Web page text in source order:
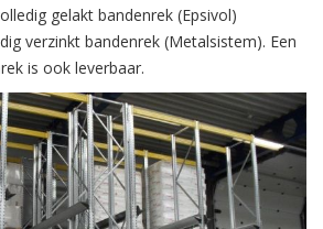
gelakt bandenrek (Epsivol)
verzinkt bandenrek (Metalsistem). Een
is ook leverbaar.